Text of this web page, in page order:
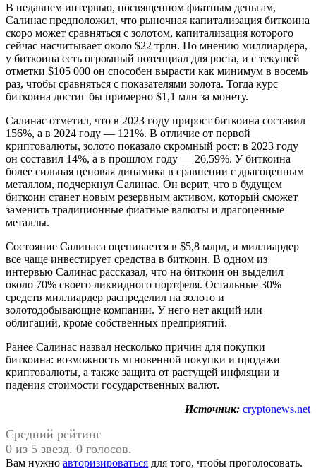
В недавнем интервью, посвященном фиатным деньгам,
Салинас предположил, что рыночная капитализация биткоина
скоро может сравняться с золотом, капитализация которого
сейчас насчитывает около $22 трлн. По мнению миллиардера,
у биткоина есть огромный потенциал для роста, и с текущей
отметки $105 000 он способен вырасти как минимум в восемь
раз, чтобы сравняться с показателями золота. Тогда курс
биткоина достиг бы примерно $1,1 млн за монету.
Салинас отметил, что в 2023 году прирост биткоина составил
156%, а в 2024 году — 121%. В отличие от первой
криптовалюты, золото показало скромный рост: в 2023 году
он составил 14%, а в прошлом году — 26,59%. У биткоина
более сильная ценовая динамика в сравнении с драгоценным
металлом, подчеркнул Салинас. Он верит, что в будущем
биткоин станет новым резервным активом, который сможет
заменить традиционные фиатные валюты и драгоценные
металлы.
Состояние Салинаса оценивается в $5,8 млрд, и миллиардер
все чаще инвестирует средства в биткоин. В одном из
интервью Салинас рассказал, что на биткоин он выделил
около 70% своего ликвидного портфеля. Остальные 30%
средств миллиардер распределил на золото и
золотодобывающие компании. У него нет акций или
облигаций, кроме собственных предприятий.
Ранее Салинас назвал несколько причин для покупки
биткоина: возможность мгновенной покупки и продажи
криптовалюты, а также защита от растущей инфляции и
падения стоимости государственных валют.
Источник: cryptonews.net
Средний рейтинг
0 из 5 звезд. 0 голосов.
Вам нужно авторизироваться для того, чтобы проголосовать.